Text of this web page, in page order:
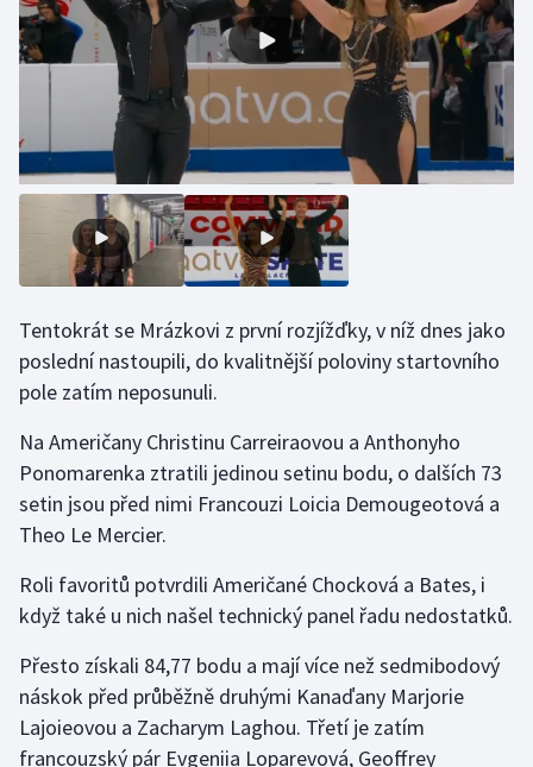
Rychlobruslení
Rychlostní kanoistika
Short track
Sportovní střelba
Stolní tenis
Veslování
Volejbal
Ostatní
Tentokrát se Mrázkovi z první rozjížďky, v níž dnes jako
poslední nastoupili, do kvalitnější poloviny startovního
pole zatím neposunuli.
Na Američany Christinu Carreiraovou a Anthonyho
Ponomarenka ztratili jedinou setinu bodu, o dalších 73
setin jsou před nimi Francouzi Loicia Demougeotová a
Theo Le Mercier.
Roli favoritů potvrdili Američané Chocková a Bates, i
když také u nich našel technický panel řadu nedostatků.
Přesto získali 84,77 bodu a mají více než sedmibodový
náskok před průběžně druhými Kanaďany Marjorie
Lajoieovou a Zacharym Laghou. Třetí je zatím
francouzský pár Evgeniia Loparevová, Geoffrey